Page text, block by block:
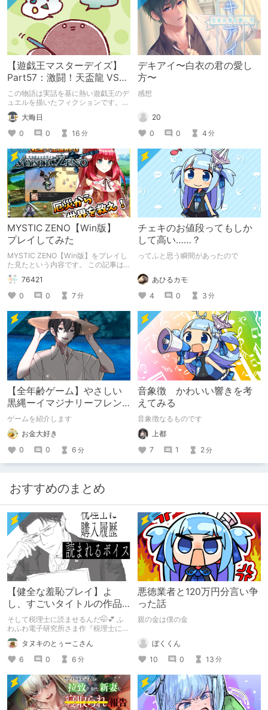
【遊戯王マスターデイズ】
Part57：激闘！天盃龍 VS
千年D【架空デュエル】
この物語は実話を基に熱い遊戯王のデ
ュエルを描いたフィクションです。
（自分用メモ：2025-05-14）
大晦日
0
0 16 分
デキアイ〜白衣の君の愛し
方〜
感想
20
0
0 4 分
MYSTIC ZENO【Win版】
プレイしてみた
MYSTIC ZENO【Win版】をプレイし
た見たという内容です。 この記事は
通常のクリエイターズ記事です。
76421
0
0 7分
チェキのお値段ってもしか
して高い……？
ってふと思う瞬間があったので
あひるカモ
4
0 3 分
【全年齢ゲーム】やさしい
黒縄ーイマジナリーフレン
ドの「彼」と過ごすおぼん
やすみー
ゲームを紹介します
お金大好き
0
0 6 分
音象徴 かわいい響きを考
えてみる
音象徴なるものです
上都
7
1 2分
おすすめのまとめ
【健全な羞恥プレイ】よ
し、すごいタイトルの作品
をまた買おう。【湧き上が
る不健全な気持ち】
そして税理士に読ませるんだ🤭💕 ふ
わふわ電子研究所さま作『税理士に購
入履歴読まれるボイス』の感想レビュ
ーです！タヌキのとぅーこさん
6
0 6 分
悪徳業者と120万円分言い争
った話
親の金は僕の金
ぼくくん
10
0 13 分